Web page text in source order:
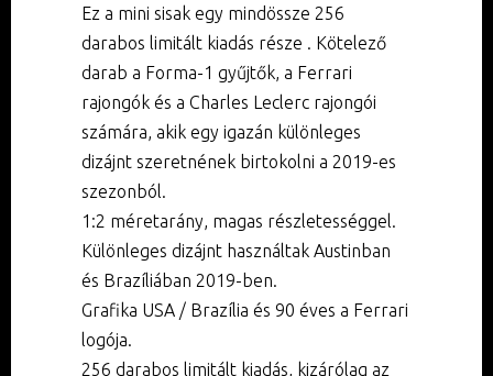
Ez a mini sisak egy mindössze 256
darabos limitált kiadás része . Kötelező
darab a Forma-1 gyűjtők, a Ferrari
rajongók és a Charles Leclerc rajongói
számára, akik egy igazán különleges
dizájnt szeretnének birtokolni a 2019-es
szezonból.
1:2 méretarány, magas részletességgel.
Különleges dizájnt használtak Austinban
és Brazíliában 2019-ben.
Grafika USA / Brazília és 90 éves a Ferrari
logója.
256 darabos limitált kiadás, kizárólag az